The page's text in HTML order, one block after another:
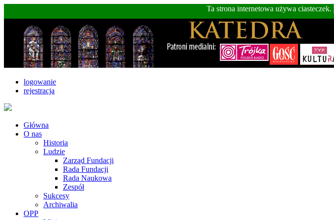
Ta strona internetowa używa ciasteczek.
logowanie
rejestracja
Główna
O nas
Historia
Ludzie
Zarząd Fundacji
Rada Fundacji
Rada Naukowa
Zespół
Sukcesy
Archiwalia
OPP